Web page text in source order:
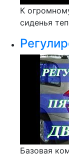
К
сиденья
Базовая